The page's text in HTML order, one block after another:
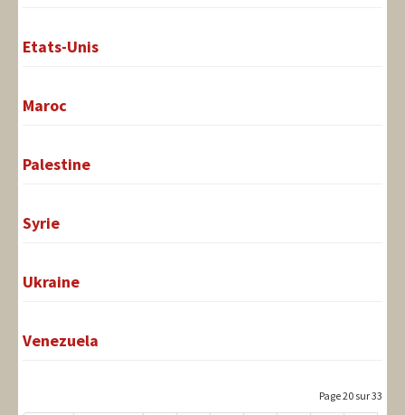
Etats-Unis
Maroc
Palestine
Syrie
Ukraine
Venezuela
Page 20 sur 33